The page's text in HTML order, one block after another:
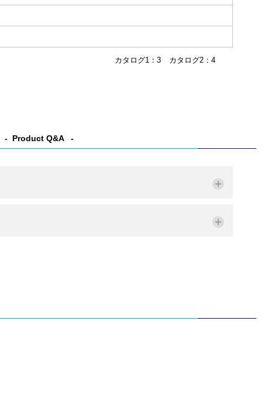
カタログ1：3 カタログ2：4
Product Q&A